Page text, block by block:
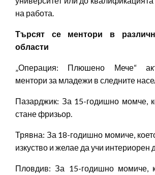
на работа.
Търсят се ментори в
области
„Операция: Плюшено Мече“
ментори за младежи в следните
Пазарджик: За 15-годишно момче,
стане фризьор.
Трявна: За 18-годишно момиче,
изкуство и желае да учи интериорен
Пловдив: За 15-годишно момиче,